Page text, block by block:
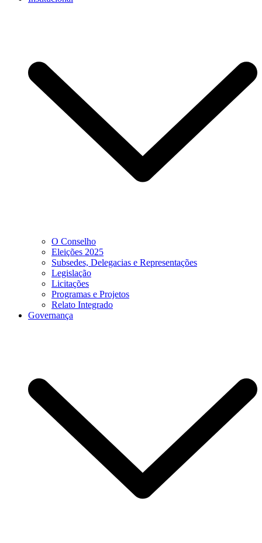
O Conselho
Eleições 2025
Subsedes, Delegacias e Representações
Legislação
Licitações
Programas e Projetos
Relato Integrado
Governança